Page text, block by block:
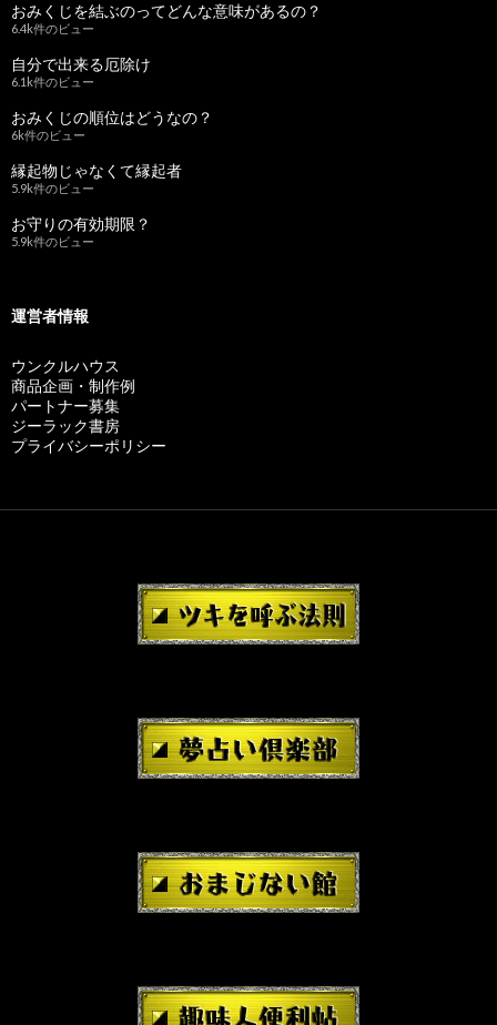
おみくじを結ぶのってどんな意味があるの？
6.4k件のビュー
自分で出来る厄除け
6.1k件のビュー
おみくじの順位はどうなの？
6k件のビュー
縁起物じゃなくて縁起者
5.9k件のビュー
お守りの有効期限？
5.9k件のビュー
運営者情報
ウンクルハウス
商品企画・制作例
パートナー募集
ジーラック書房
プライバシーポリシー